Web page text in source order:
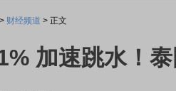
> 财经频道 > 正文
加速跳水！